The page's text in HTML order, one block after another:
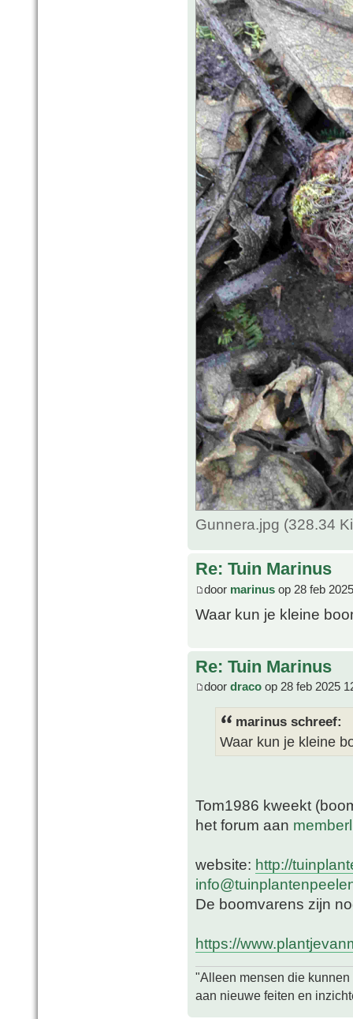
Gunnera.jpg (328.34
Re: Tuin Marinus
door marinus op 28 feb
Waar kun je kleine
Re: Tuin Marinus
door draco op 28 feb 2025
marinus schreef:
Waar kun je kleine
Tom1986 kweekt
het forum aan
website: http://
De boomvarens zijn
https://
"Alleen mensen die
aan nieuwe feiten en